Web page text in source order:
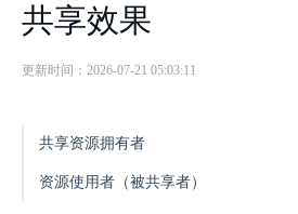
共享效果
更新时间：2026-07-21 05:03:11
共享资源拥有者
资源使用者（被共享者）